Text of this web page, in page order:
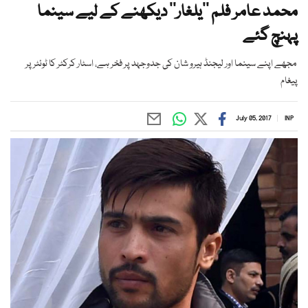
محمد عامر فلم ’’یلغار‘‘ دیکھنے کے لیے سینما
پہنچ گئے
مجھے اپنے سینما اور لیجنڈ ہیرو شان کی جدوجہد پر فخر ہے، اسٹار کرکٹر کا ٹوئٹر پر
پیغام
INP
July 05, 2017